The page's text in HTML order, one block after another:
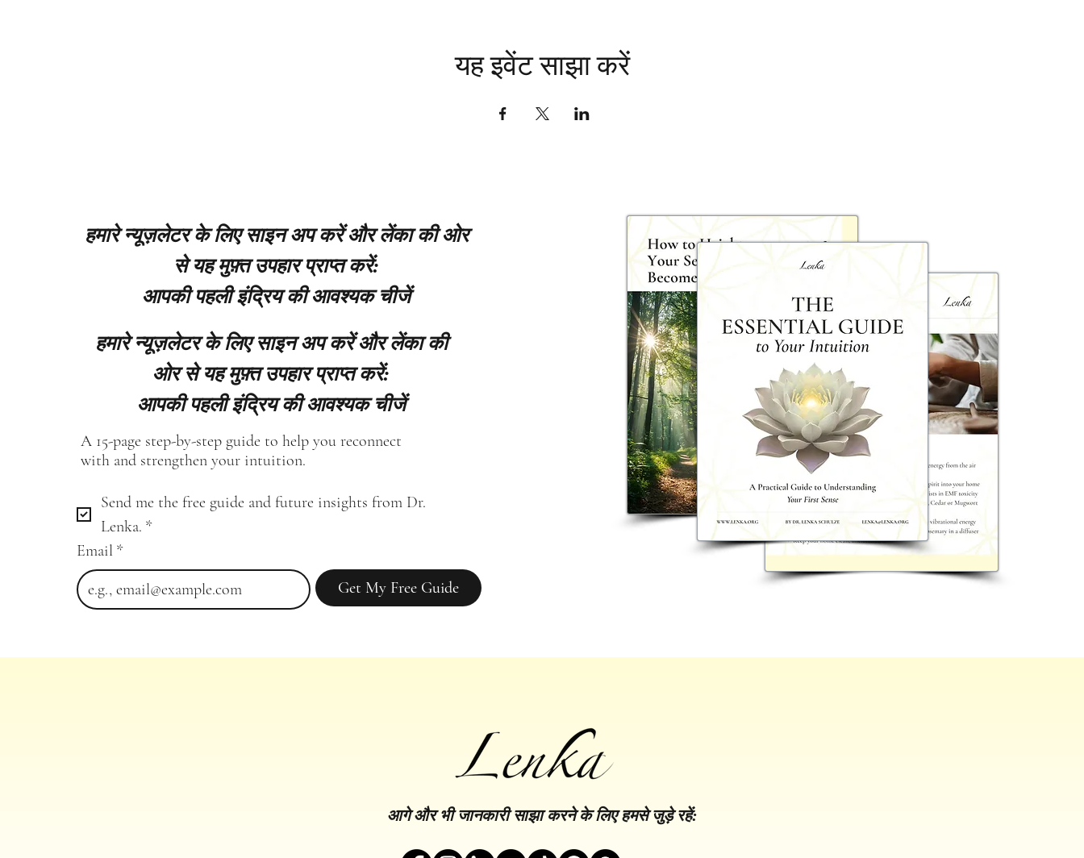
यह इवेंट साझा करें
हमारे न्यूज़लेटर के लिए साइन अप करें और लेंका की ओर
से यह मुफ़्त उपहार प्राप्त करें:
आपकी पहली इंद्रिय की आवश्यक चीजें
हमारे न्यूज़लेटर के लिए साइन अप करें और लेंका की
ओर से यह मुफ़्त उपहार प्राप्त करें:
आपकी पहली इंद्रिय की आवश्यक चीजें
A 15-page step-by-step guide to help you reconnect
with and strengthen your intuition.
Send me the free guide and future insights from Dr.
Lenka. *
Email *
Get My Free Guide
आगे और भी जानकारी साझा करने के लिए हमसे जुड़े रहें: